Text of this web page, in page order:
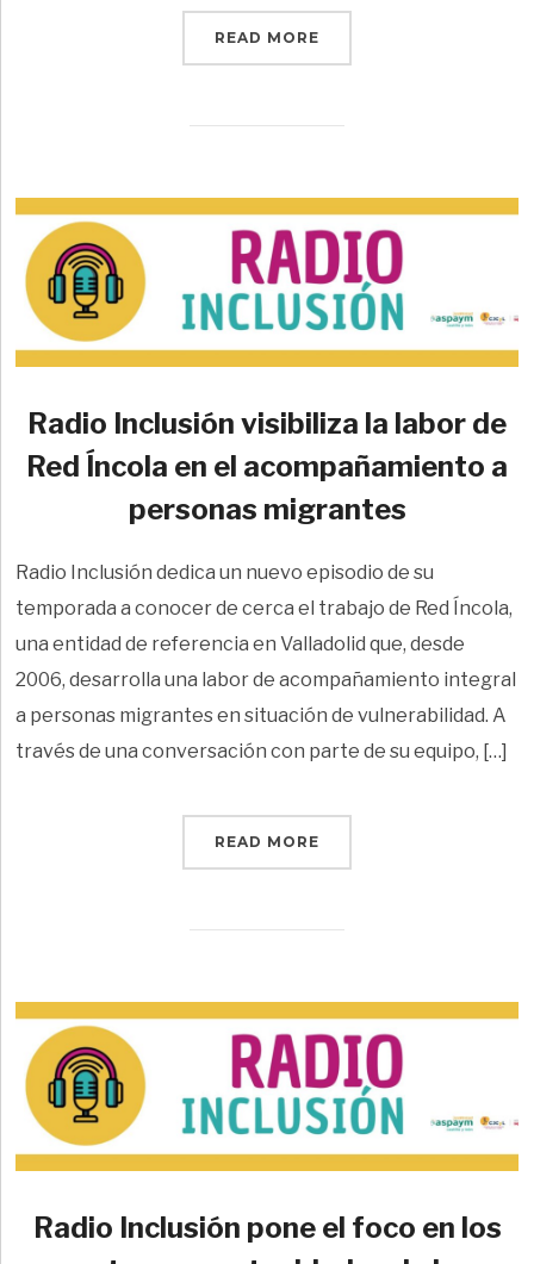
READ MORE
Radio Inclusión visibiliza la labor de
Red Íncola en el acompañamiento a
personas migrantes
Radio Inclusión dedica un nuevo episodio de su
temporada a conocer de cerca el trabajo de Red Íncola,
una entidad de referencia en Valladolid que, desde
2006, desarrolla una labor de acompañamiento integral
a personas migrantes en situación de vulnerabilidad. A
través de una conversación con parte de su equipo, […]
READ MORE
Radio Inclusión pone el foco en los